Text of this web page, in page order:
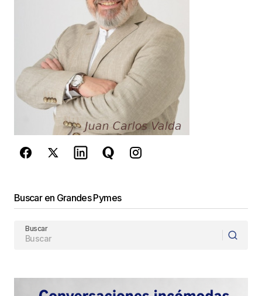
Guarda mi nombre, correo electrónico y web en
este navegador para la próxima vez que
comente.
Este sitio esta protegido por
reCAPTCHA y la Política de
privacidady losTérminos del servicio
de Googlese aplican.
Buscar en Grandes Pymes
Buscar